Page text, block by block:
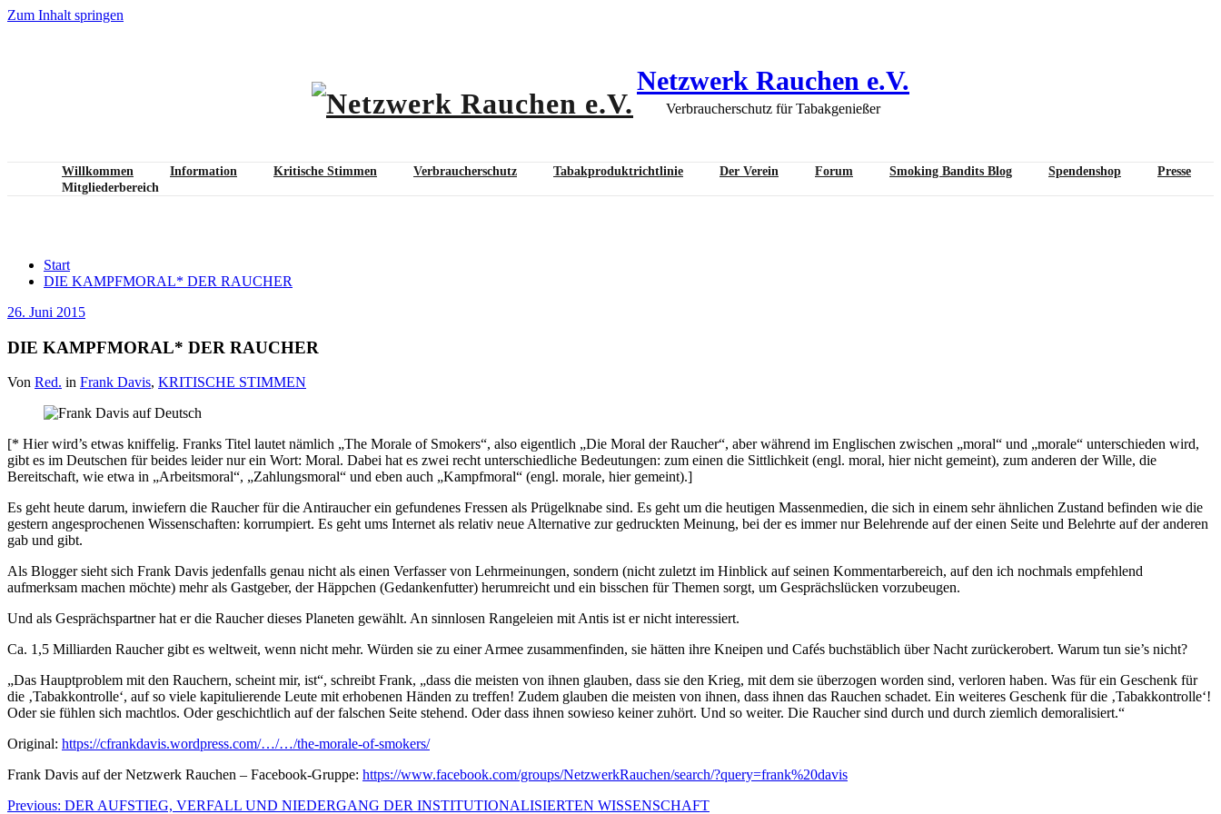
Zum Inhalt springen
Netzwerk Rauchen e.V.
Verbraucherschutz für Tabakgenießer
Willkommen Information Kritische Stimmen Verbraucherschutz Tabakproduktrichtlinie Der Verein Forum Smoking Bandits Blog Spendenshop
Presse
Mitgliederbereich
Start
DIE KAMPFMORAL* DER RAUCHER
26. Juni 2015
DIE KAMPFMORAL* DER RAUCHER
Von Red. in Frank Davis, KRITISCHE STIMMEN
[* Hier wird’s etwas kniffelig. Franks Titel lautet nämlich „The Morale of Smokers“, also eigentlich „Die Moral der Raucher“, aber während im Englischen zwischen „moral“ und „morale“ unterschieden wird,
gibt es im Deutschen für beides leider nur ein Wort: Moral. Dabei hat es zwei recht unterschiedliche Bedeutungen: zum einen die Sittlichkeit (engl. moral, hier nicht gemeint), zum anderen der Wille, die
Bereitschaft, wie etwa in „Arbeitsmoral“, „Zahlungsmoral“ und eben auch „Kampfmoral“ (engl. morale, hier gemeint).]
Es geht heute darum, inwiefern die Raucher für die Antiraucher ein gefundenes Fressen als Prügelknabe sind. Es geht um die heutigen Massenmedien, die sich in einem sehr ähnlichen Zustand befinden wie die
gestern angesprochenen Wissenschaften: korrumpiert. Es geht ums Internet als relativ neue Alternative zur gedruckten Meinung, bei der es immer nur Belehrende auf der einen Seite und Belehrte auf der anderen
gab und gibt.
Als Blogger sieht sich Frank Davis jedenfalls genau nicht als einen Verfasser von Lehrmeinungen, sondern (nicht zuletzt im Hinblick auf seinen Kommentarbereich, auf den ich nochmals empfehlend
aufmerksam machen möchte) mehr als Gastgeber, der Häppchen (Gedankenfutter) herumreicht und ein bisschen für Themen sorgt, um Gesprächslücken vorzubeugen.
Und als Gesprächspartner hat er die Raucher dieses Planeten gewählt. An sinnlosen Rangeleien mit Antis ist er nicht interessiert.
Ca. 1,5 Milliarden Raucher gibt es weltweit, wenn nicht mehr. Würden sie zu einer Armee zusammenfinden, sie hätten ihre Kneipen und Cafés buchstäblich über Nacht zurückerobert. Warum tun sie’s nicht?
„Das Hauptproblem mit den Rauchern, scheint mir, ist“, schreibt Frank, „dass die meisten von ihnen glauben, dass sie den Krieg, mit dem sie überzogen worden sind, verloren haben. Was für ein Geschenk für
die ‚Tabakkontrolle‘, auf so viele kapitulierende Leute mit erhobenen Händen zu treffen! Zudem glauben die meisten von ihnen, dass ihnen das Rauchen schadet. Ein weiteres Geschenk für die ‚Tabakkontrolle‘!
Oder sie fühlen sich machtlos. Oder geschichtlich auf der falschen Seite stehend. Oder dass ihnen sowieso keiner zuhört. Und so weiter. Die Raucher sind durch und durch ziemlich demoralisiert.“
Original: https://cfrankdavis.wordpress.com/…/…/the-morale-of-smokers/
Frank Davis auf der Netzwerk Rauchen – Facebook-Gruppe: https://www.facebook.com/groups/NetzwerkRauchen/search/?query=frank%20davis
Beitragsnavigation
Previous: DER AUFSTIEG, VERFALL UND NIEDERGANG DER INSTITUTIONALISIERTEN WISSENSCHAFT